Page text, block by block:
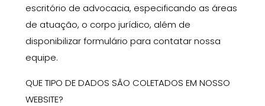
escritório de advocacia, especificando as áreas
de atuação, o corpo jurídico, além de
disponibilizarformulário para contatarnossa
equipe.
QUE TIPO DE DADOS SÃO COLETADOS EM NOSSO
WEBSITE?